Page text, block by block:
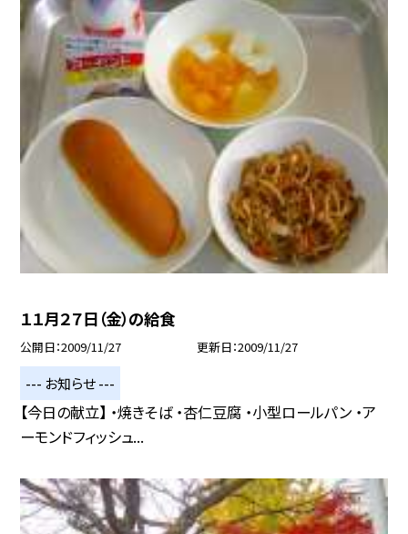
１１月２７日（金）の給食
公開日 2009/11/27 更新日 2009/11/27
--- お知らせ ---
【今日の献立】 ・焼きそば ・杏仁豆腐 ・小型ロールパン ・ア
ーモンドフィッシュ...